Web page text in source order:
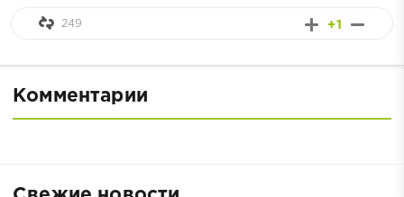
+1
249
Комментарии